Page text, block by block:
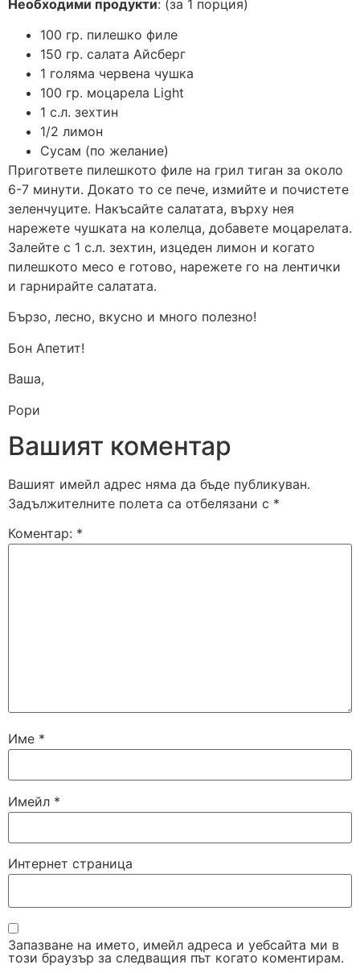
Необходими продукти: (за 1 порция)
100 гр. пилешко филе
150 гр. салата Айсберг
1 голяма червена чушка
100 гр. моцарела Light
1 с.л. зехтин
1/2 лимон
Сусам (по желание)
Пригответе пилешкото филе на грил тиган за около
6-7 минути. Докато то се пече, измийте и почистете
зеленчуците. Накъсайте салатата, върху нея
нарежете чушката на колелца, добавете моцарелата.
Залейте с 1 с.л. зехтин, изцеден лимон и когато
пилешкото месо е готово, нарежете го на лентички
и гарнирайте салатата.
Бързо, лесно, вкусно и много полезно!
Бон Апетит!
Ваша,
Рори
Вашият коментар
Вашият имейл адрес няма да бъде публикуван.
Задължителните полета са отбелязани с *
Коментар: *
Име *
Имейл *
Интернет страница
Запазване на името, имейл адреса и уебсайта ми в
този браузър за следващия път когато коментирам.